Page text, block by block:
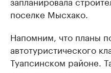
поселке Мысхако.
Напомним, что планы
автотуристического
Туапсинском районе.